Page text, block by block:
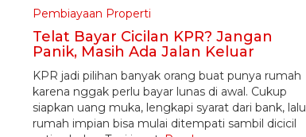
Pembiayaan Properti
Telat Bayar Cicilan KPR? Jangan
Panik, Masih Ada Jalan Keluar
KPR jadi pilihan banyak orang buat punya rumah
karena nggak perlu bayar lunas di awal. Cukup
siapkan uang muka, lengkapi syarat dari bank, lalu
rumah impian bisa mulai ditempati sambil dicicil